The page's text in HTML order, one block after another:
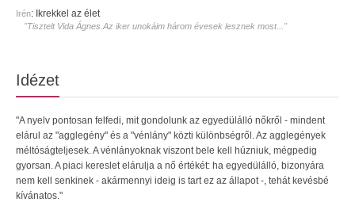
Irén: Ikrekkel az élet
"Tisztelt Vida Ágnes.Az iker unokáim három évesek lesznek most..."
Idézet
"A nyelv pontosan felfedi, mit gondolunk az egyedülálló nőkről - mindent
elárul az "agglegény" és a "vénlány" közti különbségről. Az agglegények
méltóságteljesek. A vénlányoknak viszont bele kell húzniuk, mégpedig
gyorsan. A piaci kereslet elárulja a nő értékét: ha egyedülálló, bizonyára
nem kell senkinek - akármennyi ideig is tart ez az állapot -, tehát kevésbé
kívánatos."